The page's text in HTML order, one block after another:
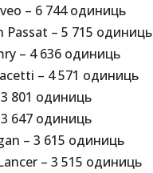
– 6 744 одиниць
Passat – 5 715 одиниць
– 4 636 одиниць
– 4 571 одиниць
801 одиниць
647 одиниць
– 3 615 одиниць
– 3 515 одиниць